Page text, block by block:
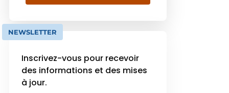
nous offrons des solutions haut
exigences des architectes,
menuisiers et professionnels du
projets […]
NEWSLETTER
Inscrivez-vous pour recevoir
des informations et des mises
à jour.